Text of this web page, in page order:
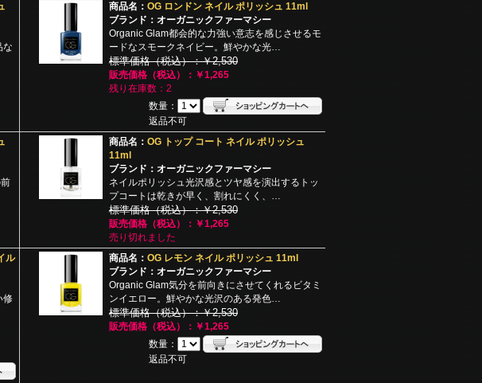
な
商品名： OG ロンドン ネイル ポリッシュ 11ml
ブランド：オーガニックファーマシー
Organic Glam都会的な力強い意志を感じさせるモ
ードなスモークネイビー。鮮やかな光…
標準価格（税込）：￥2,530
販売価格（税込）：￥1,265
残り在庫数：2
数量：
返品不可
商品名： OG トップ コート ネイル ポリッシュ
11ml
ブランド：オーガニックファーマシー
ネイルポリッシュ光沢感とツヤ感を演出するトッ
プコートは乾きが早く、割れにくく、…
標準価格（税込）：￥2,530
販売価格（税込）：￥1,265
売り切れました
ル
修
商品名： OG レモン ネイル ポリッシュ 11ml
ブランド：オーガニックファーマシー
Organic Glam気分を前向きにさせてくれるビタミ
ンイエロー。鮮やかな光沢のある発色…
標準価格（税込）：￥2,530
販売価格（税込）：￥1,265
数量：
返品不可